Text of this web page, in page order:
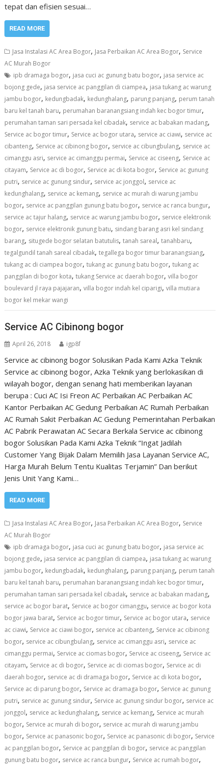
tepat dan efisien sesuai…
READ MORE
Jasa Instalasi AC Area Bogor, Jasa Perbaikan AC Area Bogor, Service
AC Murah Bogor
ipb dramaga bogor, jasa cuci ac gunung batu bogor, jasa service ac
bojong gede, jasa service ac panggilan di ciampea, jasa tukang ac warung
jambu bogor, kedungbadak, kedunghalang, parung panjang, perum tanah
baru kel tanah baru, perumahan baranangsiang indah kec bogor timur,
perumahan taman sari persada kel cibadak, service ac babakan madang,
Service ac bogor timur, Service ac bogor utara, service ac ciawi, service ac
cibanteng, Service ac cibinong bogor, service ac cibungbulang, service ac
cimanggu asri, service ac cimanggu permai, Service ac ciseeng, Service ac
citayam, Service ac di bogor, Service ac di kota bogor, Service ac gunung
putri, service ac gunung sindur, service ac jonggol, service ac
kedunghalang, service ac kemang, service ac murah di warung jambu
bogor, service ac panggilan gunung batu bogor, service ac ranca bungur,
service ac tajur halang, service ac warung jambu bogor, service elektronik
bogor, service elektronik gunung batu, sindang barang asri kel sindang
barang, situgede bogor selatan batutulis,tanah sareal,tanahbaru,
tegalgundil tanah sareal cibadak,tegallega bogor timur baranangsiang,
tukang ac di ciampea bogor,tukang ac gunung batu bogor,tukang ac
panggilan di bogor kota,tukang Service ac daerah bogor,villa bogor
boulevard jl raya pajajaran,villa bogor indah kel ciparigi,villa mutiara
bogor kel mekar wangi
Service AC Cibinong bogor
April 26, 2018 igp8f
Service ac cibinong bogor Solusikan Pada Kami Azka Teknik
Service ac cibinong bogor, Azka Teknik yang berlokasikan di
wilayah bogor, dengan senang hati memberikan layanan
berupa : Cuci AC Isi Freon AC Perbaikan AC Perbaikan AC
Kantor Perbaikan AC Gedung Perbaikan AC Rumah Perbaikan
AC Rumah Sakit Perbaikan AC Gedung Pemerintahan Perbaikan
AC Pabrik Perawatan AC Secara Berkala Service ac cibinong
bogor Solusikan Pada Kami Azka Teknik “Ingat Jadilah
Customer Yang Bijak Dalam Memilih Jasa Layanan Service AC,
Harga Murah Belum Tentu Kualitas Terjamin” Dan berikut
Jenis Unit Yang Kami…
READ MORE
Jasa Instalasi AC Area Bogor, Jasa Perbaikan AC Area Bogor, Service
AC Murah Bogor
ipb dramaga bogor, jasa cuci ac gunung batu bogor, jasa service ac
bojong gede, jasa service ac panggilan di ciampea, jasa tukang ac warung
jambu bogor, kedungbadak, kedunghalang, parung panjang, perum tanah
baru kel tanah baru, perumahan baranangsiang indah kec bogor timur,
perumahan taman sari persada kel cibadak, service ac babakan madang,
service ac bogor barat, Service ac bogor cimanggu, service ac bogor kota
bogor jawa barat, Service ac bogor timur, Service ac bogor utara, service
ac ciawi, Service ac ciawi bogor, service ac cibanteng, Service ac cibinong
bogor, service ac cibungbulang, service ac cimanggu asri, service ac
cimanggu permai, Service ac ciomas bogor, Service ac ciseeng, Service ac
citayam, Service ac di bogor, Service ac di ciomas bogor, Service ac di
daerah bogor, service ac di dramaga bogor, Service ac di kota bogor,
Service ac di parung bogor, Service ac dramaga bogor, Service ac gunung
putri, service ac gunung sindur, Service ac gunung sindur bogor, service ac
jonggol, service ac kedunghalang, service ac kemang, Service ac murah
bogor, Service ac murah di bogor, service ac murah di warung jambu
bogor, Service ac panasonic bogor, Service ac panasonic di bogor, Service
ac panggilan bogor, Service ac panggilan di bogor, service ac panggilan
gunung batu bogor, service ac ranca bungur, Service ac rumah bogor,